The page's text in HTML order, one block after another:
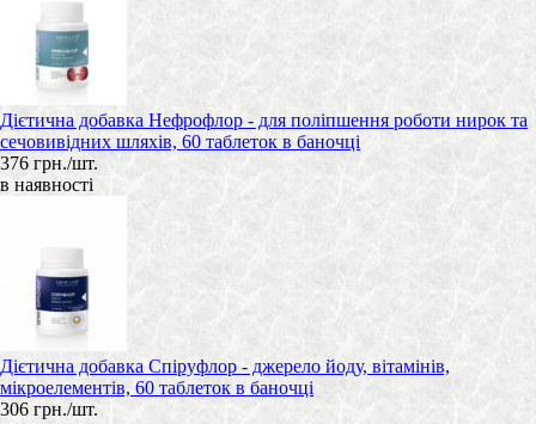
Дієтична добавка Нефрофлор - для поліпшення роботи нирок та
сечовивідних шляхів, 60 таблеток в баночці
376 грн./шт.
в наявності
Дієтична добавка Спіруфлор - джерело йоду, вітамінів,
мікроелементів, 60 таблеток в баночці
306 грн./шт.